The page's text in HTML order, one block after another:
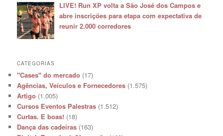
LIVE! Run XP volta a São José dos Campos e
abre inscrições para etapa com expectativa de
reunir 2.000 corredores
CATEGORIAS
"Cases" do mercado (17)
Agências, Veículos e Fornecedores (1.575)
Artigo (1.005)
Cursos Eventos Palestras (1.512)
Curtas. E boas! (18)
Dança das cadeiras (163)